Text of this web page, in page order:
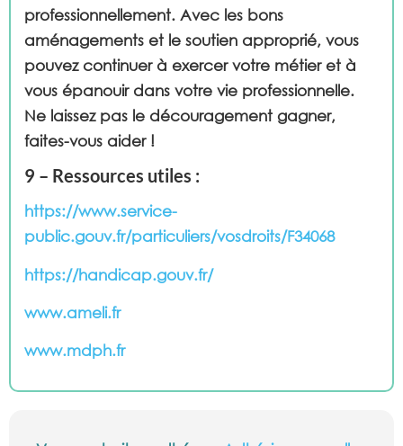
professionnellement. Avec les bons
aménagements et le soutien approprié, vous
pouvez continuer à exercer votre métier et à
vous épanouir dans votre vie professionnelle.
Ne laissez pas le découragement gagner,
faites-vous aider !
9 – Ressources utiles :
https://www.service-
public.gouv.fr/particuliers/vosdroits/F34068
https://handicap.gouv.fr/
www.ameli.fr
www.mdph.fr